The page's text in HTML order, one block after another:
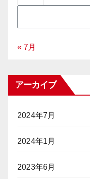
« 7月
アーカイブ
2024年7月
2024年1月
2023年6月